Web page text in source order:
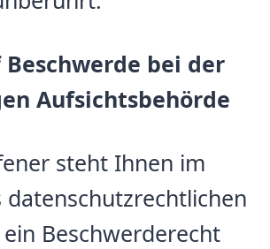
Beschwerde bei der
Aufsichtsbehörde
steht Ihnen im
datenschutzrechtlichen
Beschwerderecht